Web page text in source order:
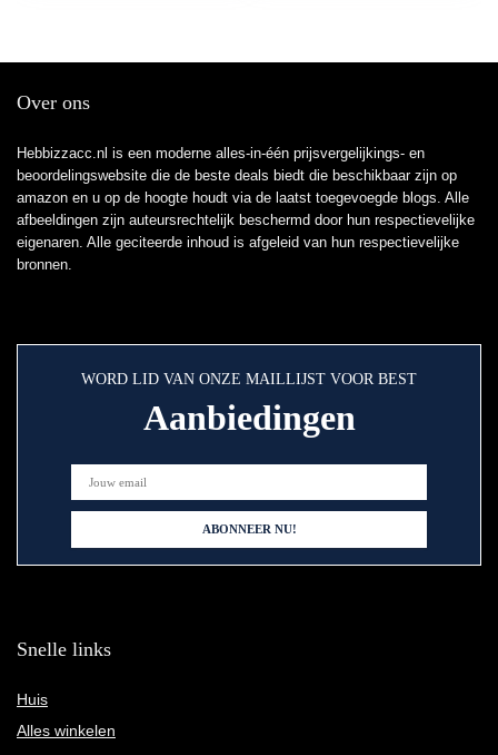
Over ons
Hebbizzacc.nl is een moderne alles-in-één prijsvergelijkings- en
beoordelingswebsite die de beste deals biedt die beschikbaar zijn op
amazon en u op de hoogte houdt via de laatst toegevoegde blogs. Alle
afbeeldingen zijn auteursrechtelijk beschermd door hun respectievelijke
eigenaren. Alle geciteerde inhoud is afgeleid van hun respectievelijke
bronnen.
WORD LID VAN ONZE MAILLIJST VOOR BEST
Aanbiedingen
Snelle links
Huis
Alles winkelen